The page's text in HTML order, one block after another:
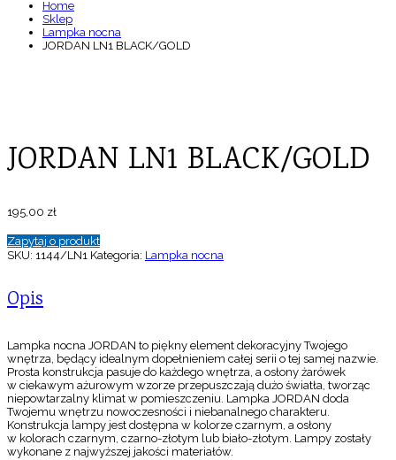
Home
Sklep
Lampka nocna
JORDAN LN1 BLACK/GOLD
JORDAN LN1 BLACK/GOLD
195,00 zł
Zapytaj o produkt
SKU: 1144/LN1 Kategoria: Lampka nocna
Opis
Lampka nocna JORDAN to piękny element dekoracyjny Twojego
wnętrza, będący idealnym dopełnieniem całej serii o tej samej nazwie.
Prosta konstrukcja pasuje do każdego wnętrza, a osłony żarówek
w ciekawym ażurowym wzorze przepuszczają dużo światła, tworząc
niepowtarzalny klimat w pomieszczeniu. Lampka JORDAN doda
Twojemu wnętrzu nowoczesności i niebanalnego charakteru.
Konstrukcja lampy jest dostępna w kolorze czarnym, a osłony
w kolorach czarnym, czarno-złotym lub biało-złotym. Lampy zostały
wykonane z najwyższej jakości materiałów.